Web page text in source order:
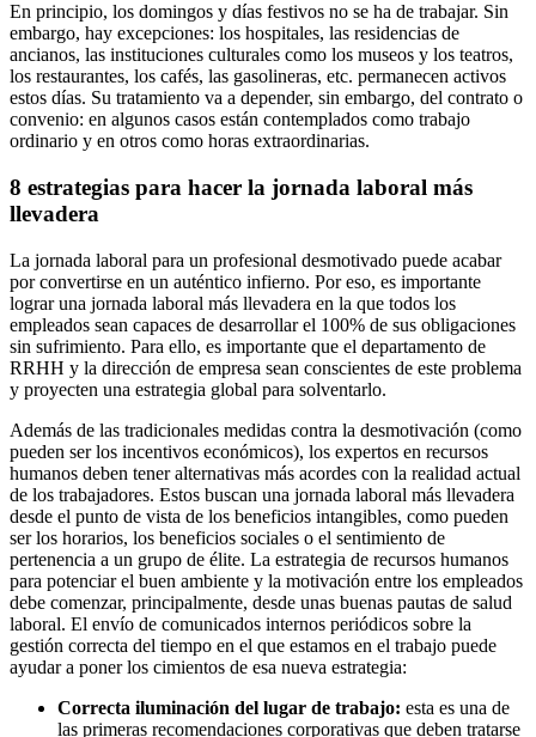
En principio, los domingos y días festivos no se ha de trabajar. Sin
embargo, hay excepciones: los hospitales, las residencias de
ancianos, las instituciones culturales como los museos y los teatros,
los restaurantes, los cafés, las gasolineras, etc. permanecen activos
estos días. Su tratamiento va a depender, sin embargo, del contrato o
convenio: en algunos casos están contemplados como trabajo
ordinario y en otros como horas extraordinarias.
8 estrategias para hacer la jornada laboral más
llevadera
La jornada laboral para un profesional desmotivado puede acabar
por convertirse en un auténtico infierno. Por eso, es importante
lograr una jornada laboral más llevadera en la que todos los
empleados sean capaces de desarrollar el 100% de sus obligaciones
sin sufrimiento. Para ello, es importante que el departamento de
RRHH y la dirección de empresa sean conscientes de este problema
y proyecten una estrategia global para solventarlo.
Además de las tradicionales medidas contra la desmotivación (como
pueden ser los incentivos económicos), los expertos en recursos
humanos deben tener alternativas más acordes con la realidad actual
de los trabajadores. Estos buscan una jornada laboral más llevadera
desde el punto de vista de los beneficios intangibles, como pueden
ser los horarios, los beneficios sociales o el sentimiento de
pertenencia a un grupo de élite. La estrategia de recursos humanos
para potenciar el buen ambiente y la motivación entre los empleados
debe comenzar, principalmente, desde unas buenas pautas de salud
laboral. El envío de comunicados internos periódicos sobre la
gestión correcta del tiempo en el que estamos en el trabajo puede
ayudar a poner los cimientos de esa nueva estrategia:
Correcta iluminación del lugar de trabajo: esta es una de
las primeras recomendaciones corporativas que deben tratarse